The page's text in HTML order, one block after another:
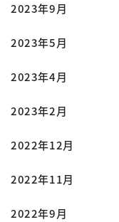
2023年9月
2023年5月
2023年4月
2023年2月
2022年12月
2022年11月
2022年9月